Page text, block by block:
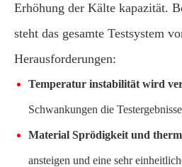
Erhöhung der Kälte kapazität.
steht das gesamte Testsystem
Herausforderungen:
Temperatur instabilität wird
Schwankungen die
Material Sprödigkeit und
ansteigen und eine sehr